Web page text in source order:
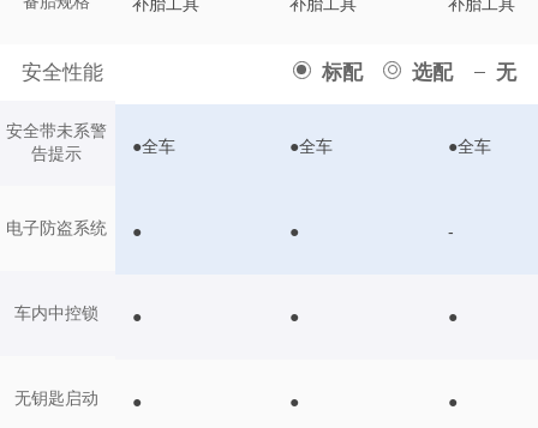
安全性能 标配 选配 无
安全带未系警
告提示
电子防盗系统
车内中控锁
无钥匙启动
●全车 ●全车 ●全车
● ● -
● ● ●
● ● ●